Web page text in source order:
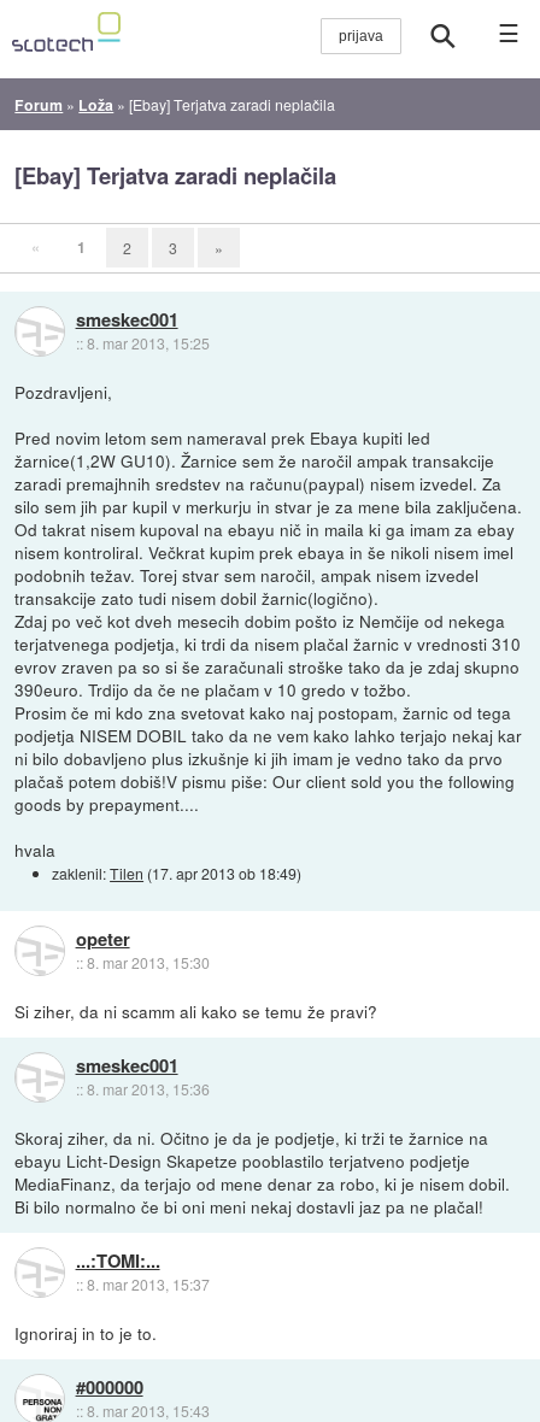
☰
Forum » Loža »[Ebay] Terjatva zaradi neplačila
[Ebay] Terjatva zaradi neplačila
« 1 2 3 »
smeskec001
::8. mar 2013, 15:25
Pozdravljeni,
Pred novim letom sem nameraval prek Ebaya kupiti led
žarnice(1,2W GU10). Žarnice sem že naročil ampak transakcije
zaradi premajhnih sredstev na računu(paypal) nisem izvedel. Za
silo sem jih par kupil v merkurju in stvar je za mene bila zaključena.
Od takrat nisem kupoval na ebayu nič in maila ki ga imam za ebay
nisem kontroliral. Večkrat kupim prek ebaya in še nikoli nisem imel
podobnih težav. Torej stvar sem naročil, ampak nisem izvedel
transakcije zato tudi nisem dobil žarnic(logično).
Zdaj po več kot dveh mesecih dobim pošto iz Nemčije od nekega
terjatvenega podjetja, ki trdi da nisem plačal žarnic v vrednosti 310
evrov zraven pa so si še zaračunali stroške tako da je zdaj skupno
390euro. Trdijo da če ne plačam v 10 gredo v tožbo.
Prosim če mi kdo zna svetovat kako naj postopam, žarnic od tega
podjetja NISEM DOBIL tako da ne vem kako lahko terjajo nekaj kar
ni bilo dobavljeno plus izkušnje ki jih imam je vedno tako da prvo
plačaš potem dobiš!V pismu piše: Our client sold you the following
goods by prepayment....
hvala
zaklenil:Tilen (17. apr 2013 ob 18:49)
opeter
::8. mar 2013, 15:30
Si ziher, da ni scamm ali kako se temu že pravi?
smeskec001
::8. mar 2013, 15:36
Skoraj ziher, da ni. Očitno je da je podjetje, ki trži te žarnice na
ebayu Licht-Design Skapetze pooblastilo terjatveno podjetje
MediaFinanz, da terjajo od mene denar za robo, ki je nisem dobil.
Bi bilo normalno če bi oni meni nekaj dostavli jaz pa ne plačal!
...:TOMI:...
::8. mar 2013, 15:37
Ignoriraj in to je to.
#000000
::8. mar 2013, 15:43